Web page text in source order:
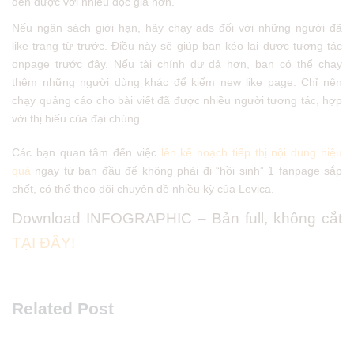
Nếu ngân sách giới hạn, hãy chạy ads đối với những người đã
like trang từ trước. Điều này sẽ giúp bạn kéo lại được tương tác
onpage trước đây. Nếu tài chính dư dả hơn, bạn có thể chạy
thêm những người dùng khác để kiếm new like page. Chỉ nên
chạy quảng cáo cho bài viết đã được nhiều người tương tác, hợp
với thị hiếu của đại chúng.
Các bạn quan tâm đến việc lên kế hoạch tiếp thị nội dung hiệu
quả ngay từ ban đầu để không phải đi “hồi sinh” 1 fanpage sắp
chết, có thể theo dõi chuyên đề nhiều kỳ của Levica.
Download INFOGRAPHIC – Bản full, không cắt
TẠI ĐÂY!
Related Post